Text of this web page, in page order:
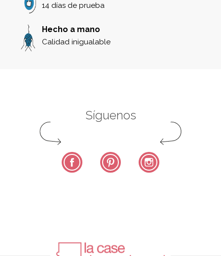
14 días de prueba
Hecho a mano
Calidad inigualable
Síguenos
Facebook Pinterest